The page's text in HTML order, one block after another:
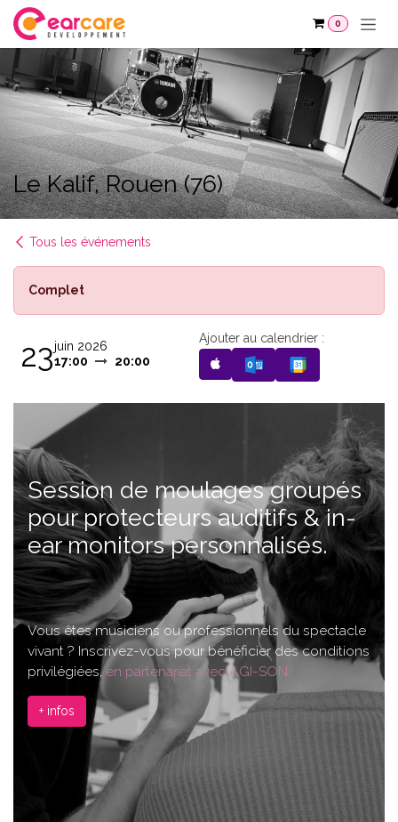
Se rendre au contenu
0
Le Kalif, Rouen (76)
Tous les événements
Complet
23juin 2026
17:00
20:00
Ajouter au calendrier :
Session de moulages groupés
pour protecteurs auditifs & in-
ear monitors personnalisés.
Vous êtes musiciens ou professionnels du spectacle
vivant ? Inscrivez-vous pour bénéficier des conditions
privilégiées,en partenariat avec AGI-SON.
+ infos